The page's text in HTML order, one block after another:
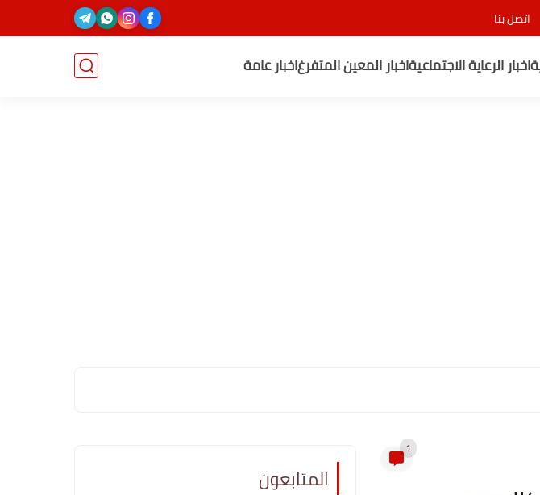
اتصل بنا
اخبار الرعاية الاجتماعيةاخبار المعين المتفرغاخبار عامة
1
المتابعون